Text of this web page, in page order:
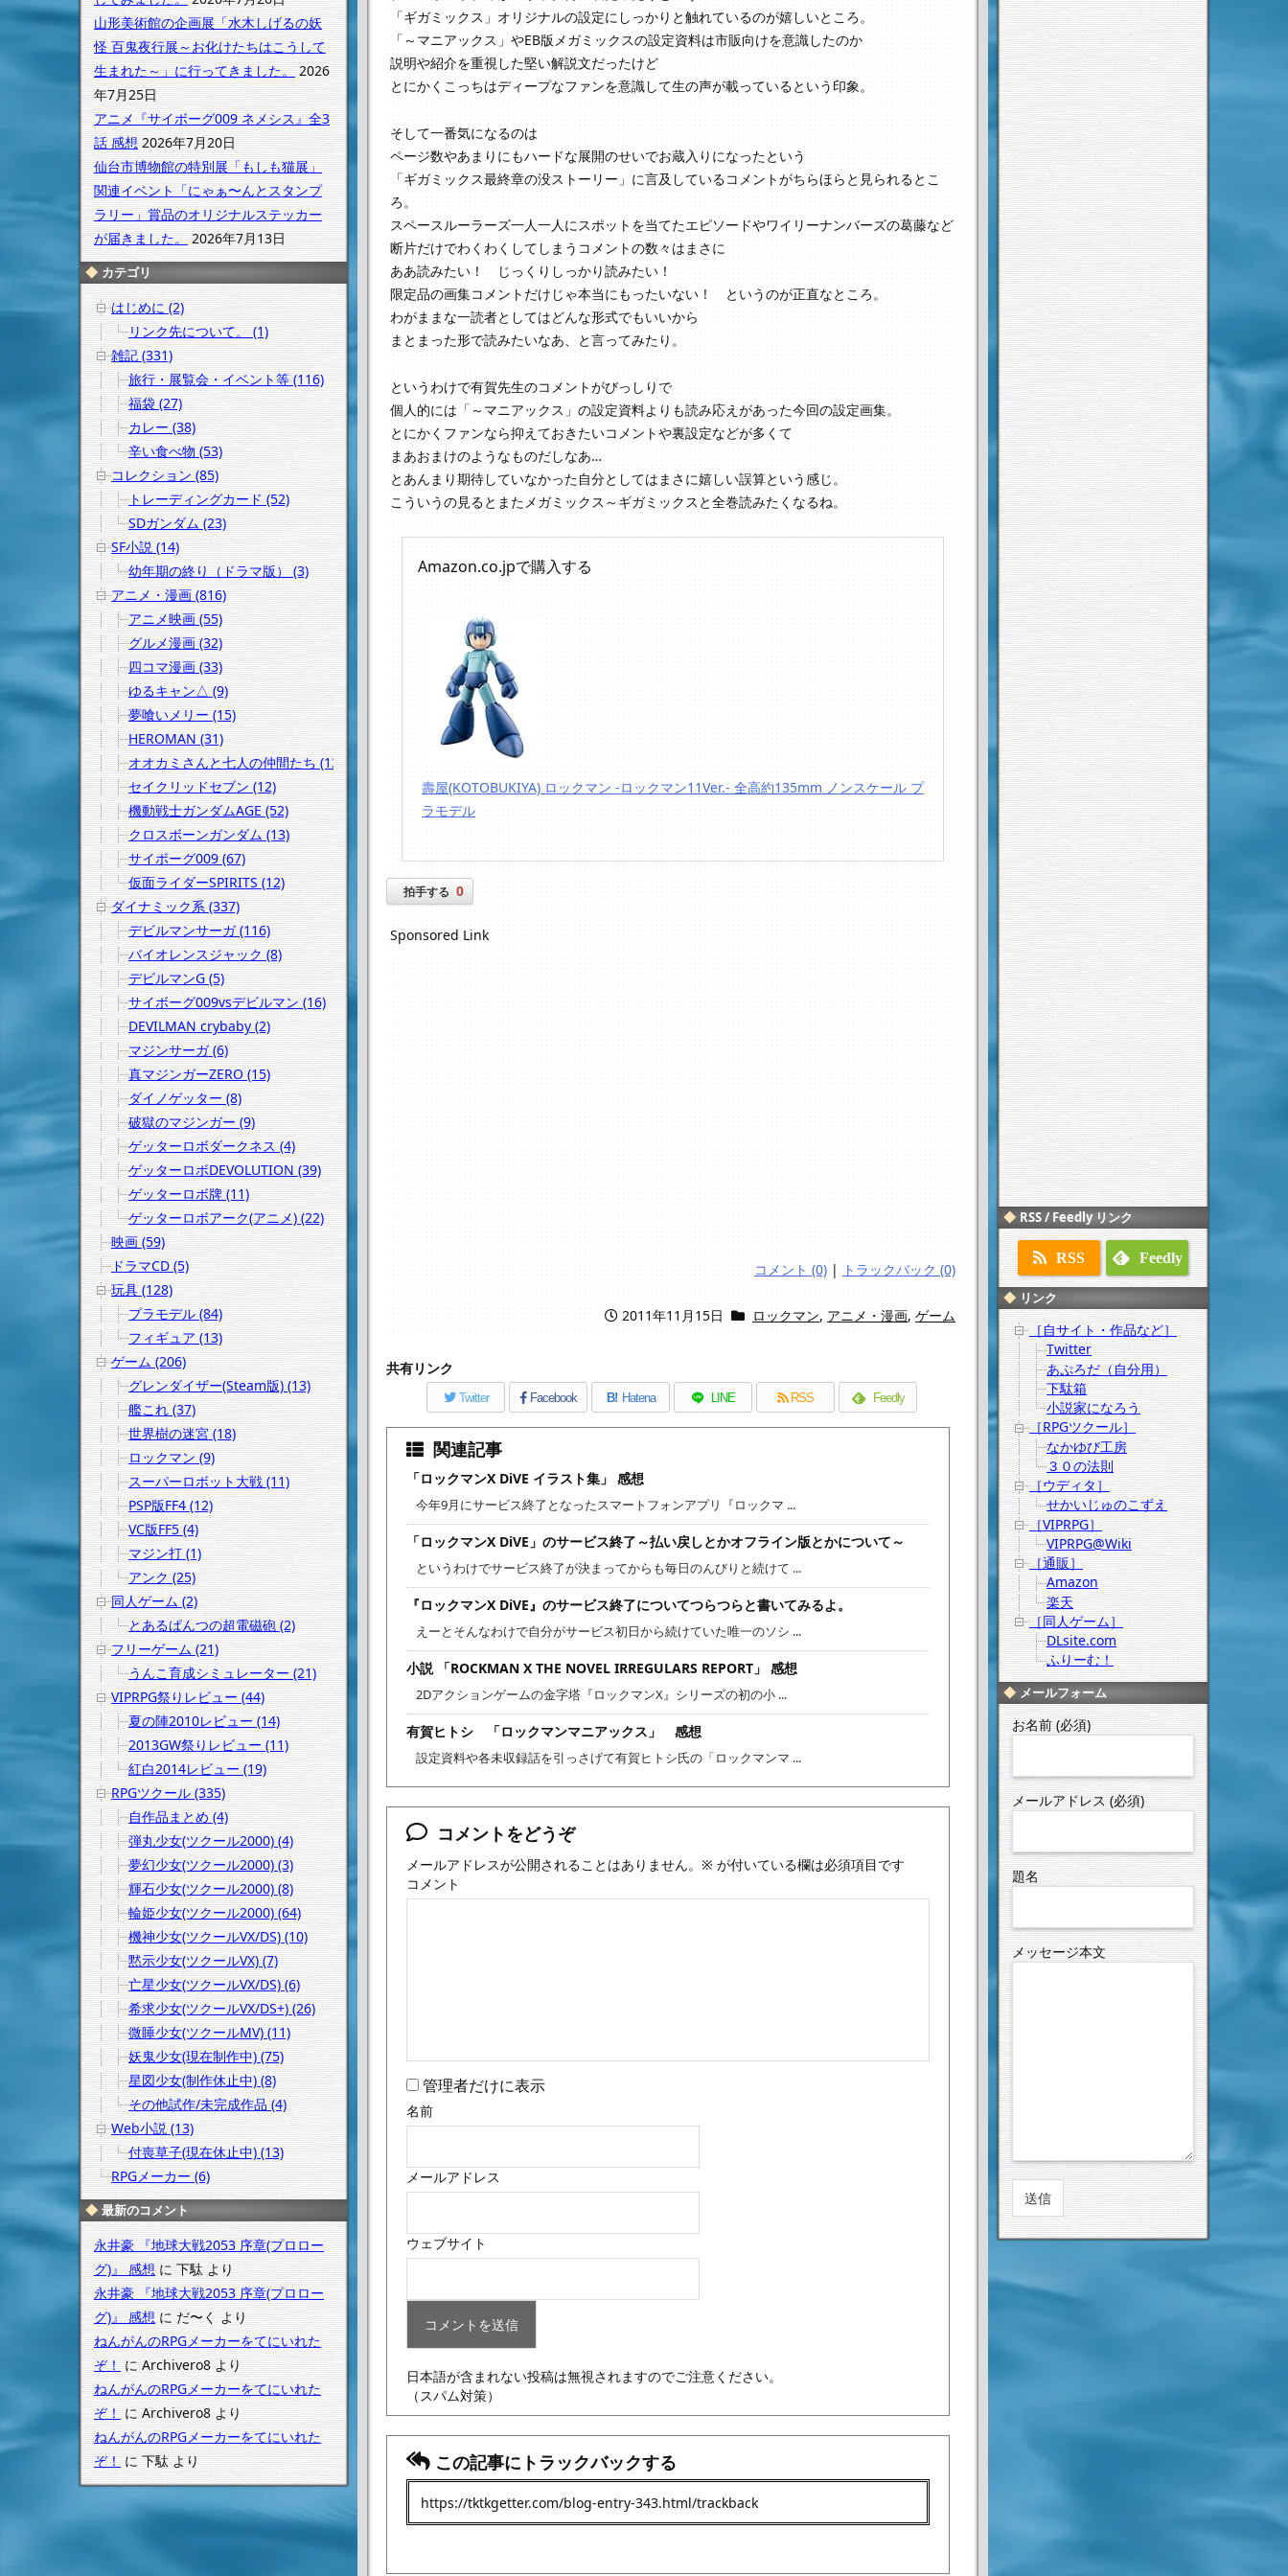
「ギガミックス」オリジナルの設定にしっかりと触れているのが嬉しいところ。
「～マニアックス」やEB版メガミックスの設定資料は市販向けを意識したのか
説明や紹介を重視した堅い解説文だったけど
とにかくこっちはディープなファンを意識して生の声が載っているという印象。
そして一番気になるのは
ページ数やあまりにもハードな展開のせいでお蔵入りになったという
「ギガミックス最終章の没ストーリー」に言及しているコメントがちらほらと見られるとこ
ろ。
スペースルーラーズ一人一人にスポットを当てたエピソードやワイリーナンバーズの葛藤など
断片だけでわくわくしてしまうコメントの数々はまさに
ああ読みたい！ じっくりしっかり読みたい！
限定品の画集コメントだけじゃ本当にもったいない！ というのが正直なところ。
わがままな一読者としてはどんな形式でもいいから
まとまった形で読みたいなあ、と言ってみたり。
というわけで有賀先生のコメントがびっしりで
個人的には「～マニアックス」の設定資料よりも読み応えがあった今回の設定画集。
とにかくファンなら抑えておきたいコメントや裏設定などが多くて
まあおまけのようなものだしなあ…
とあんまり期待していなかった自分としてはまさに嬉しい誤算という感じ。
こういうの見るとまたメガミックス～ギガミックスと全巻読みたくなるね。
Amazon.co.jpで購入する
壽屋(KOTOBUKIYA) ロックマン -ロックマン11Ver.- 全高約135mm ノンスケール プ
ラモデル
拍手する 0
Sponsored Link
コメント (0) | トラックバック (0)
2011年11月15日 ロックマン, アニメ・漫画, ゲーム
共有リンク
Twitter Facebook B! Hatena LINE RSS Feedly
関連記事
「ロックマンX DiVE イラスト集」 感想
今年9月にサービス終了となったスマートフォンアプリ『ロックマ ...
「ロックマンX DiVE」のサービス終了～払い戻しとかオフライン版とかについて～
というわけでサービス終了が決まってからも毎日のんびりと続けて ...
『ロックマンX DiVE』のサービス終了についてつらつらと書いてみるよ。
えーとそんなわけで自分がサービス初日から続けていた唯一のソシ ...
小説 「ROCKMAN X THE NOVEL IRREGULARS REPORT」 感想
2Dアクションゲームの金字塔『ロックマンX』シリーズの初の小 ...
有賀ヒトシ 「ロックマンマニアックス」 感想
設定資料や各未収録話を引っさげて有賀ヒトシ氏の「ロックマンマ ...
コメントをどうぞ
メールアドレスが公開されることはありません。 ※ が付いている欄は必須項目です
コメント
管理者だけに表示
名前
メールアドレス
ウェブサイト
日本語が含まれない投稿は無視されますのでご注意ください。
（スパム対策）
この記事にトラックバックする
山形美術館の企画展「水木しげるの妖
怪 百鬼夜行展～お化けたちはこうして
生まれた～」に行ってきました。 2026
年7月25日
アニメ『サイボーグ009 ネメシス』全3
話 感想 2026年7月20日
仙台市博物館の特別展「もしも猫展」
関連イベント「にゃぁ〜んとスタンプ
ラリー」賞品のオリジナルステッカー
が届きました。 2026年7月13日
カテゴリ
はじめに (2)
リンク先について。 (1)
雑記 (331)
旅行・展覧会・イベント等 (116)
福袋 (27)
カレー (38)
辛い食べ物 (53)
コレクション (85)
トレーディングカード (52)
SDガンダム (23)
SF小説 (14)
幼年期の終り（ドラマ版） (3)
アニメ・漫画 (816)
アニメ映画 (55)
グルメ漫画 (32)
四コマ漫画 (33)
ゆるキャン△ (9)
夢喰いメリー (15)
HEROMAN (31)
オオカミさんと七人の仲間たち (13)
セイクリッドセブン (12)
機動戦士ガンダムAGE (52)
クロスボーンガンダム (13)
サイボーグ009 (67)
仮面ライダーSPIRITS (12)
ダイナミック系 (337)
デビルマンサーガ (116)
バイオレンスジャック (8)
デビルマンG (5)
サイボーグ009vsデビルマン (16)
DEVILMAN crybaby (2)
マジンサーガ (6)
真マジンガーZERO (15)
ダイノゲッター (8)
破獄のマジンガー (9)
ゲッターロボダークネス (4)
ゲッターロボDEVOLUTION (39)
ゲッターロボ牌 (11)
ゲッターロボアーク(アニメ) (22)
映画 (59)
ドラマCD (5)
玩具 (128)
プラモデル (84)
フィギュア (13)
ゲーム (206)
グレンダイザー(Steam版) (13)
艦これ (37)
世界樹の迷宮 (18)
ロックマン (9)
スーパーロボット大戦 (11)
PSP版FF4 (12)
VC版FF5 (4)
マジン打 (1)
アンク (25)
同人ゲーム (2)
とあるぱんつの超電磁砲 (2)
フリーゲーム (21)
うんこ育成シミュレーター (21)
VIPRPG祭りレビュー (44)
夏の陣2010レビュー (14)
2013GW祭りレビュー (11)
紅白2014レビュー (19)
RPGツクール (335)
自作品まとめ (4)
弾丸少女(ツクール2000) (4)
夢幻少女(ツクール2000) (3)
輝石少女(ツクール2000) (8)
輪姫少女(ツクール2000) (64)
機神少女(ツクールVX/DS) (10)
黙示少女(ツクールVX) (7)
亡星少女(ツクールVX/DS) (6)
希求少女(ツクールVX/DS+) (26)
微睡少女(ツクールMV) (11)
妖鬼少女(現在制作中) (75)
星図少女(制作休止中) (8)
その他試作/未完成作品 (4)
Web小説 (13)
付喪草子(現在休止中) (13)
RPGメーカー (6)
最新のコメント
永井豪 『地球大戦2053 序章(プロロー
グ)』 感想に下駄より
永井豪 『地球大戦2053 序章(プロロー
グ)』 感想に だ〜くより
ねんがんのRPGメーカーをてにいれた
ぞ！にArchivero8より
ねんがんのRPGメーカーをてにいれた
ぞ！ に Archivero8より
ねんがんのRPGメーカーをてにいれた
ぞ！に 下駄より
RSS / Feedly リンク
RSS Feedly
リンク
［自サイト・作品など］
Twitter
あぷろだ（自分用）
下駄箱
小説家になろう
［RPGツクール］
なかゆび工房
３０の法則
［ウディタ］
せかいじゅのこずえ
［VIPRPG］
VIPRPG@Wiki
［通販］
Amazon
楽天
［同人ゲーム］
DLsite.com
ふりーむ！
メールフォーム
お名前 (必須)
メールアドレス (必須)
題名
メッセージ本文